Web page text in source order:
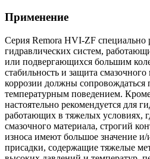
Применение
Серия Remora HVI-ZF специально
гидравлических систем,
или подвергающихся большим
стабильность и защита смазочного
коррозии должны сопровождаться
температурным поведением.
настоятельно рекомендуется для
работающих в тяжелых условиях,
смазочного материала, строгий
износа имеют большое значение
присадки, содержащие тяжелые